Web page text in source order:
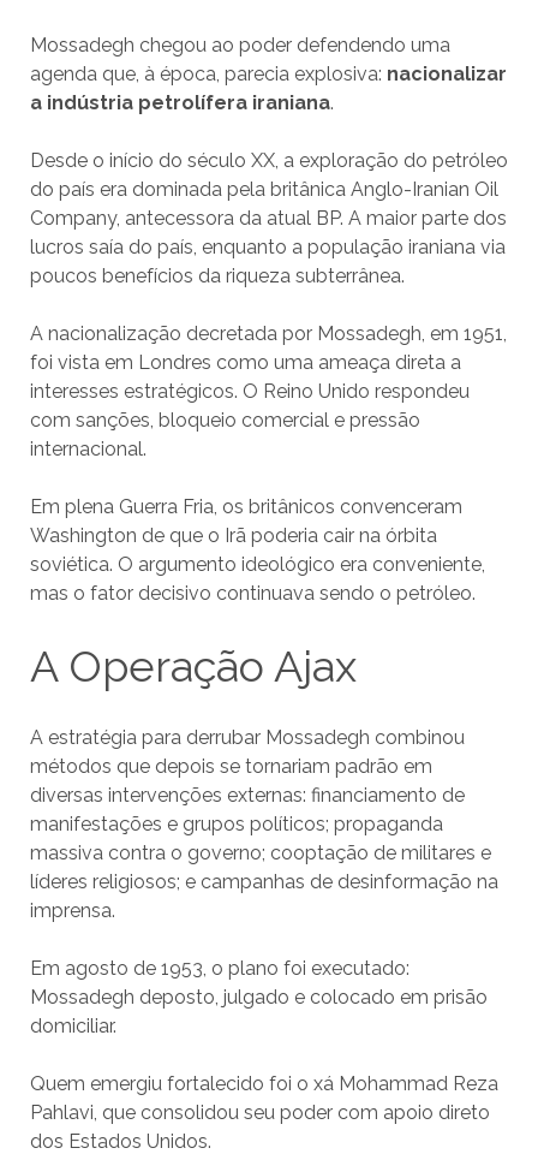
Mossadegh chegou ao poder defendendo uma
agenda que, à época, parecia explosiva: nacionalizar
a indústria petrolífera iraniana.
Desde o início do século XX, a exploração do petróleo
do país era dominada pela britânica Anglo-Iranian Oil
Company, antecessora da atual BP. A maior parte dos
lucros saía do país, enquanto a população iraniana via
poucos benefícios da riqueza subterrânea.
A nacionalização decretada por Mossadegh, em 1951,
foi vista em Londres como uma ameaça direta a
interesses estratégicos. O Reino Unido respondeu
com sanções, bloqueio comercial e pressão
internacional.
Em plena Guerra Fria, os britânicos convenceram
Washington de que o Irã poderia cair na órbita
soviética. O argumento ideológico era conveniente,
mas o fator decisivo continuava sendo o petróleo.
A Operação Ajax
A estratégia para derrubar Mossadegh combinou
métodos que depois se tornariam padrão em
diversas intervenções externas: financiamento de
manifestações e grupos políticos; propaganda
massiva contra o governo; cooptação de militares e
líderes religiosos; e campanhas de desinformação na
imprensa.
Em agosto de 1953, o plano foi executado:
Mossadegh deposto, julgado e colocado em prisão
domiciliar.
Quem emergiu fortalecido foi o xá Mohammad Reza
Pahlavi, que consolidou seu poder com apoio direto
dos Estados Unidos.